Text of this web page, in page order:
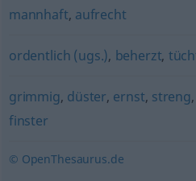
mannhaft, aufrecht
ordentlich (ugs.), beherzt,
grimmig, düster, ernst, streng
finster
© OpenThesaurus.de